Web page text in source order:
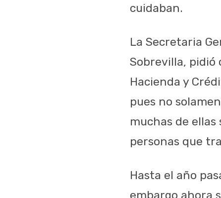
cuidaban.
La Secretaria
Sobrevilla, pidió
Hacienda y
pues no
muchas de
personas que
Hasta el año
embargo ahora